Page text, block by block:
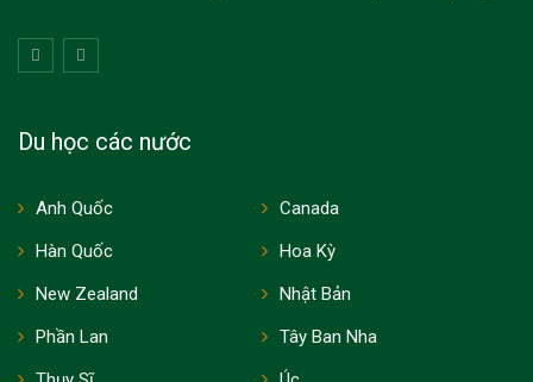
Du học các nước
Anh Quốc
Canada
Hàn Quốc
Hoa Kỳ
New Zealand
Nhật Bản
Phần Lan
Tây Ban Nha